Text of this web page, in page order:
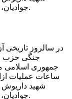
جوادیان، امیر قلی نخعی و رضا آقارضی ثبت شده است.